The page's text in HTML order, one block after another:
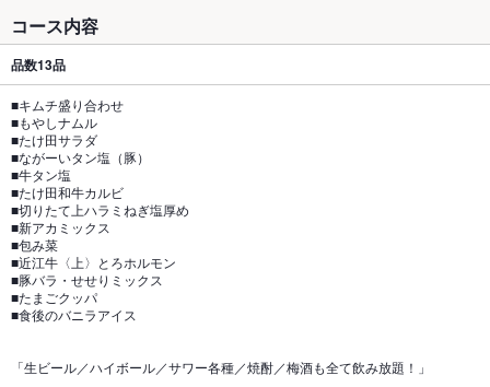
コース内容
品数13品
■キムチ盛り合わせ
■もやしナムル
■たけ田サラダ
■ながーいタン塩（豚）
■牛タン塩
■たけ田和牛カルビ
■切りたて上ハラミねぎ塩厚め
■新アカミックス
■包み菜
■近江牛〈上〉とろホルモン
■豚バラ・せせりミックス
■たまごクッパ
■食後のバニラアイス
「生ビール／ハイボール／サワー各種／焼酎／梅酒も全て飲み放題！」